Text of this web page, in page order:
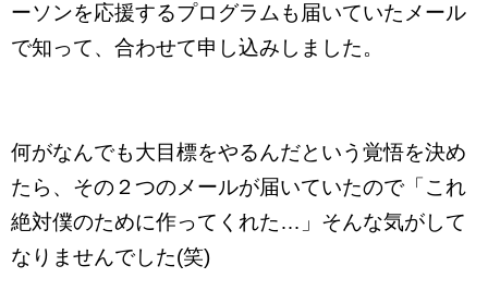
ーソンを応援するプログラムも届いていたメール
で知って、合わせて申し込みしました。
何がなんでも大目標をやるんだという覚悟を決め
たら、その２つのメールが届いていたので「これ
絶対僕のために作ってくれた…」そんな気がして
なりませんでした(笑)